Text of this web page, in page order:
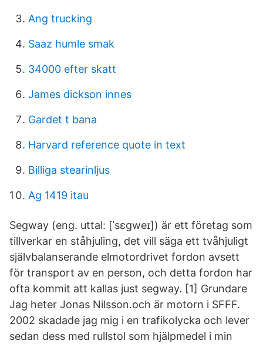
Ang trucking
Saaz humle smak
34000 efter skatt
James dickson innes
Gardet t bana
Harvard reference quote in text
Billiga stearinljus
Ag 1419 itau
Segway (eng. uttal: [ˈsɛɡweɪ]) är ett företag som
tillverkar en ståhjuling, det vill säga ett tvåhjuligt
självbalanserande elmotordrivet fordon avsett
för transport av en person, och detta fordon har
ofta kommit att kallas just segway. [1] Grundare
Jag heter Jonas Nilsson.och är motorn i SFFF.
2002 skadade jag mig i en trafikolycka och lever
sedan dess med rullstol som hjälpmedel i min